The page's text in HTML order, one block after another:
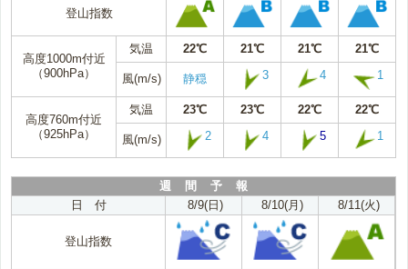
登山指数
高度1000m付近
（900hPa）
気温 22℃ 21℃ 21℃ 21℃
風(m/s) 静穏 3 4 1
高度760m付近
（925hPa）
気温 23℃ 23℃ 22℃ 22℃
風(m/s) 2 4 5 1
週 間 予 報
日 付
8/9(日) 8/10(月) 8/11(火)
登山指数